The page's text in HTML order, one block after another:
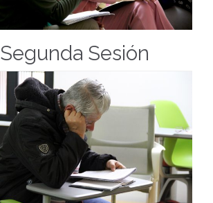
Segunda Sesión